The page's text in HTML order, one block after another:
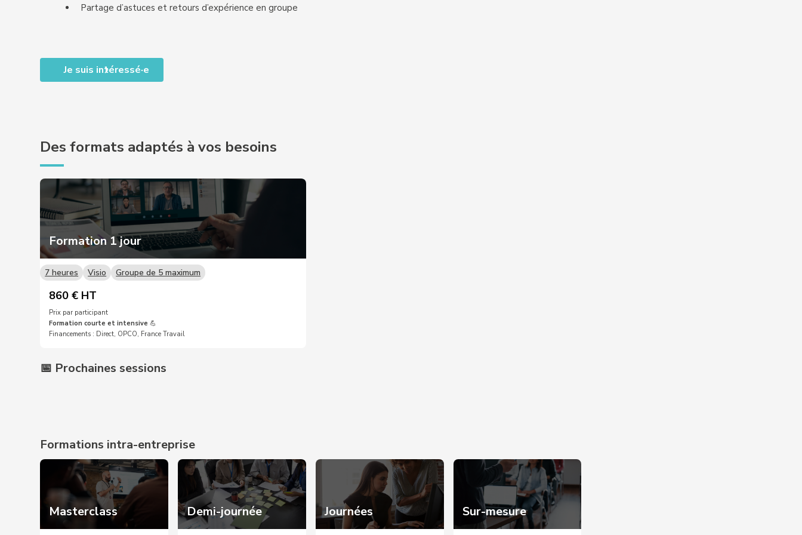
Partage d’astuces et retours d’expérience en groupe
Je suis intéressé·e
Des formats adaptés à vos besoins
Formation 1 jour
7 heures Visio Groupe de 5 maximum
860 € HT
Prix par participant
Formation courte et intensive 💪
Financements : Direct, OPCO, France Travail
📅 Prochaines sessions
Formations intra-entreprise
Masterclass Demi-journée Journées Sur-mesure